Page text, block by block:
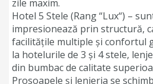
zile maxim.
Hotel 5 Stele (Rang “Lux“) –
impresionează prin structură,
facilitățile multiple și confortul
la hotelurile de 3 și 4 stele,
din bumbac de calitate
Prosoapele și lenjeria se